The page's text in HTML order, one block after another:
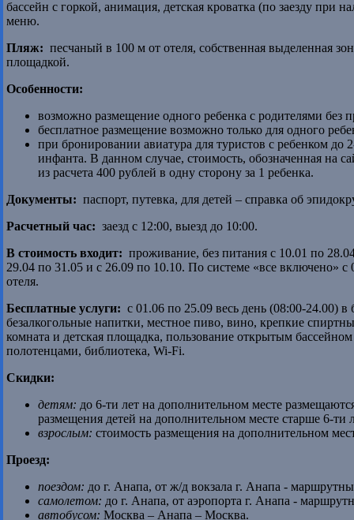
бассейн с горкой, анимация, детская кроватка (по заезду при
меню.
Пляж: песчаный в 100 м от отеля, собственная выделенная
площадкой.
Особенности:
возможно размещение одного ребенка с родителями без
бесплатное размещение возможно только для одного
при бронировании авиатура для туристов с ребенком до
инфанта. В данном случае, стоимость, обозначенная на
из расчета 400 рублей в одну сторону за 1 ребенка.
Документы: паспорт, путевка, для детей – справка об
Расчетный час: заезд с 12:00, выезд до 10:00.
В стоимость входит: проживание, без питания с 10.01 по
29.04 по 31.05 и с 26.09 по 10.10. По системе «все включено»
отеля.
Бесплатные услуги: с 01.06 по 25.09 весь день (08:00-24.00)
безалкогольные напитки, местное пиво, вино, крепкие
комната и детская площадка, пользование открытым
полотенцами, библиотека, Wi-Fi.
Скидки:
детям: до 6-ти лет на дополнительном месте
размещения детей на дополнительном месте старше 6-ти
взрослым: стоимость размещения на дополнительном
Проезд:
поездом: до г. Анапа, от ж/д вокзала г. Анапа -
самолетом: до г. Анапа, от аэропорта г. Анапа -
автобусом: Москва – Анапа – Москва.